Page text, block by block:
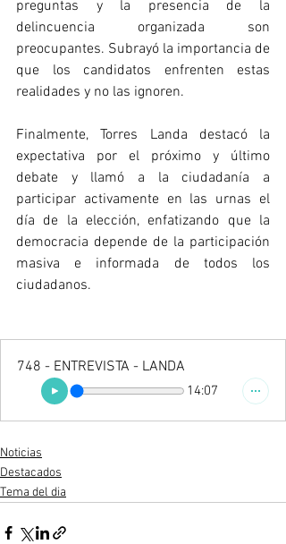
preguntas y la presencia de la
delincuencia organizada son
preocupantes. Subrayó la importancia de
que los candidatos enfrenten estas
realidades y no las ignoren.
Finalmente, Torres Landa destacó la
expectativa por el próximo y último
debate y llamó a la ciudadanía a
participar activamente en las urnas el
día de la elección, enfatizando que la
democracia depende de la participación
masiva e informada de todos los
ciudadanos.
748 - ENTREVISTA - LANDA
14:07
Noticias
Destacados
Tema del dia